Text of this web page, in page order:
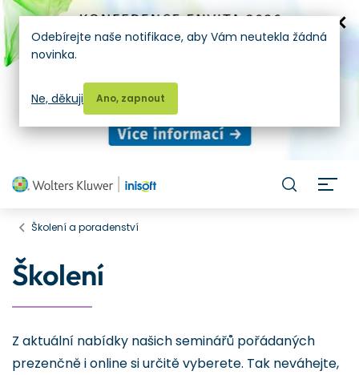
Školení a poradenství
Školení
Z aktuální nabídky našich seminářů pořádaných
prezenčně i online si určitě vyberete. Tak neváhejte,
Odebírejte naše notifikace, aby Vám neutekla žádná
novinka.
Ano, zapnout
Ne, děkuji